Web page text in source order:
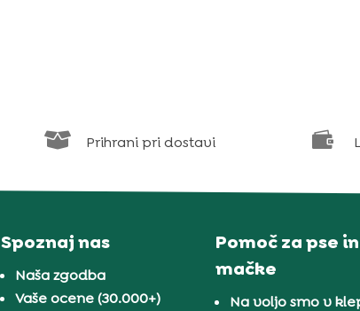
 Prihrani pri dostavi 
Spoznaj nas
Naša zgodba
Vaše ocene (30.000+)
Pomoč za pse in
mačke
Na voljo smo v